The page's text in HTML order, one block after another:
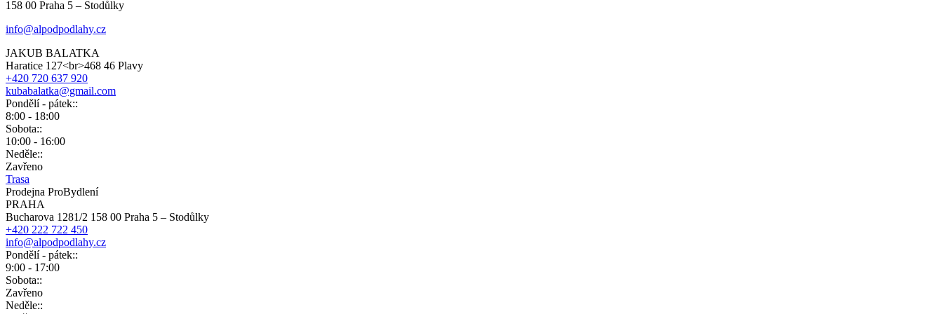
158 00 Praha 5 – Stodůlky
info@alpodpodlahy.cz
JAKUB BALATKA
Haratice 127<br>468 46 Plavy
+420 720 637 920
kubabalatka@gmail.com
Pondělí - pátek::
8:00 - 18:00
Sobota::
10:00 - 16:00
Neděle::
Zavřeno
Trasa
Prodejna ProBydlení
PRAHA
Bucharova 1281/2 158 00 Praha 5 – Stodůlky
+420 222 722 450
info@alpodpodlahy.cz
Pondělí - pátek::
9:00 - 17:00
Sobota::
Zavřeno
Neděle::